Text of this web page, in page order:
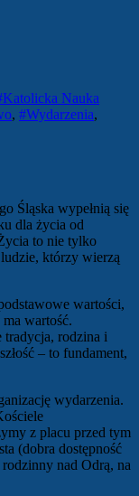
Nauka
, #Wydarzenia,
Śląska wypełnią się
dla życia od
to nie tylko
którzy wierzą
wartości,
wartość.
tradycja, rodzina i
– to fundament,
wydarzenia.
z placu przed tym
(dobra dostępność
nad Odrą, na